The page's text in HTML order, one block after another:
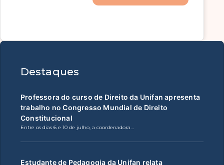
Destaques
Professora do curso de Direito da Unifan apresenta
trabalho no Congresso Mundial de Direito
Constitucional
Entre os dias 6 e 10 de julho, a coordenadora…
Estudante de Pedagogia da Unifan relata